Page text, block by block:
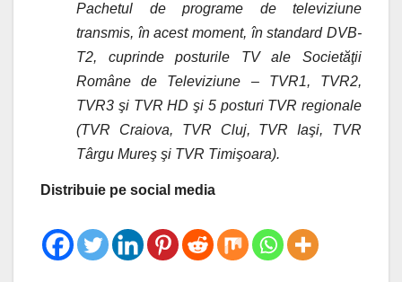
Pachetul de programe de televiziune
transmis, în acest moment, în standard DVB-
T2, cuprinde posturile TV ale Societăţii
Române de Televiziune – TVR1, TVR2,
TVR3 şi TVR HD şi 5 posturi TVR regionale
(TVR Craiova, TVR Cluj, TVR Iaşi, TVR
Târgu Mureş şi TVR Timişoara).
Distribuie pe social media